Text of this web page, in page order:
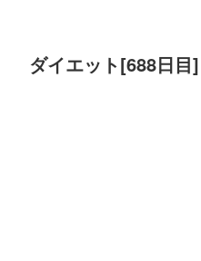
ダイエット[688日目]